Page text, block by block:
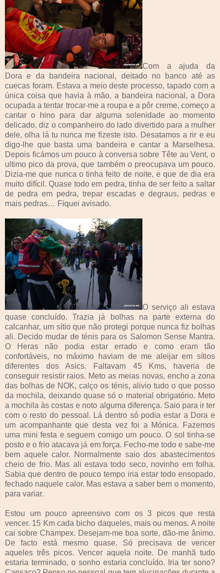
Com a ajuda da
Dora e da bandeira nacional, deitado no banco até as
cuecas foram. Estava a meio deste processo, tapado com a
única coisa que havia à mão, a bandeira nacional, a Dora
ocupada a tentar trocar-me a roupa e a pôr creme, começo a
cantar o hino para dar alguma solenidade ao momento
delicado, diz o companheiro do lado divertido para a mulher
dele, olha lá tu nunca me fizeste isto. Desatamos a rir e eu
digo-lhe que basta uma bandeira e cantar a Marselhesa.
Depois ficámos um pouco à conversa sobre Tête au Vent, o
ultimo pico da prova, que também o preocupava um pouco.
Dizia-me que nunca o tinha feito de noite, e que de dia era
muito difícil. Quase todo em pedra, tinha de ser feito a saltar
de pedra em pedra, trepar escadas e degraus, pedras e
mais pedras… Fiquei avisado.
O serviço ali estava
quase concluído. Trazia já bolhas na parte externa do
calcanhar, um sítio que não protegi porque nunca fiz bolhas
ali. Decido mudar de ténis para os Salomon Sense Mantra.
O Heras não podia estar errado e como eram tão
confortáveis, no máximo haviam de me aleijar em sítios
diferentes dos Asics. Faltavam 45 Kms, haveria de
conseguir resistir raios. Meto as meias novas, encho a zona
das bolhas de NOK, calço os ténis, alivio tudo o que posso
da mochila, deixando quase só o material obrigatório. Meto
a mochila às costas e noto alguma diferença. Saio para ir ter
com o resto do pessoal. Lá dentro só podia estar a Dora e
um acompanhante que desta vez foi a Mónica. Fazemos
uma mini festa e seguem comigo um pouco. O sol tinha-se
posto e o frio atacava já em força. Fecho-me todo e sabe-me
bem aquele calor. Normalmente saio dos abastecimentos
cheio de frio. Mas ali estava todo seco, novinho em folha.
Sabia que dentro de pouco tempo iria estar todo ensopado,
fechado naquele calor. Mas estava a saber bem o momento,
para variar.
Estou um pouco apreensivo com os 3 picos que resta
vencer. 15 Km cada bicho daqueles, mais ou menos. A noite
cai sobre Champex. Desejam-me boa sorte, dão-me ânimo.
De facto está mesmo quase. Só precisava de vencer
aqueles três picos. Vencer aquela noite. De manhã tudo
estaria terminado, o sonho estaria concluído. Iria ter sono?